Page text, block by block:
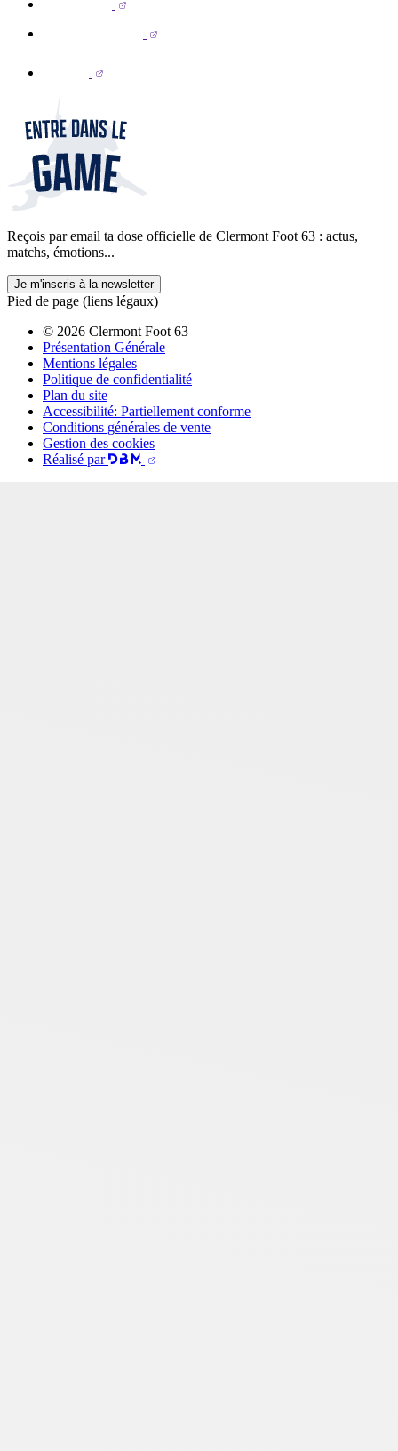
Reçois par email ta dose officielle de Clermont Foot 63 : actus,
matchs, émotions...
Je m'inscris à la newsletter
Pied de page (liens légaux)
© 2026 Clermont Foot 63
Présentation Générale
Mentions légales
Politique de confidentialité
Plan du site
Accessibilité: Partiellement conforme
Conditions générales de vente
Gestion des cookies
Réalisé par